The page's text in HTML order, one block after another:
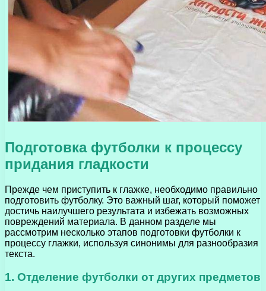
Подготовка футболки к процессу
придания гладкости
Прежде чем приступить к глажке, необходимо правильно
подготовить футболку. Это важный шаг, который поможет
достичь наилучшего результата и избежать возможных
повреждений материала. В данном разделе мы
рассмотрим несколько этапов подготовки футболки к
процессу глажки, используя синонимы для разнообразия
текста.
1. Отделение футболки от других предметов